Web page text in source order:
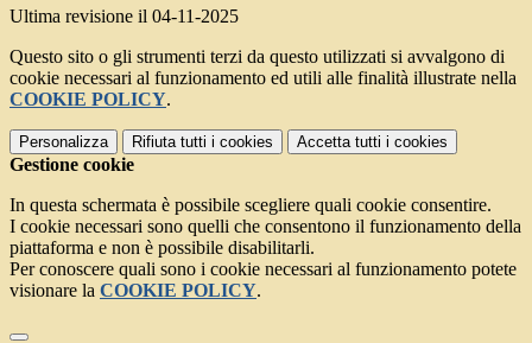
Ultima revisione il 04-11-2025
Questo sito o gli strumenti terzi da questo utilizzati si avvalgono di
cookie necessari al funzionamento ed utili alle finalità illustrate nella
COOKIE POLICY.
Personalizza Rifiuta tutti i cookies Accetta tutti i cookies
Gestione cookie
In questa schermata è possibile scegliere quali cookie consentire.
I cookie necessari sono quelli che consentono il funzionamento della
piattaforma e non è possibile disabilitarli.
Per conoscere quali sono i cookie necessari al funzionamento potete
visionare la COOKIE POLICY.